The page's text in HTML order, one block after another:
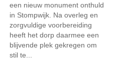
een nieuw monument onthuld
in Stompwijk. Na overleg en
zorgvuldige voorbereiding
heeft het dorp daarmee een
blijvende plek gekregen om
stil te...